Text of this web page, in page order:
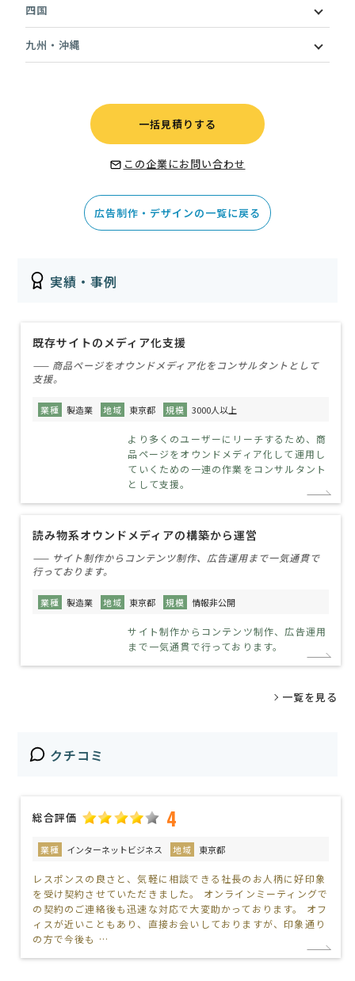
四国
九州・沖縄
一括見積りする
この企業にお問い合わせ
広告制作・デザインの一覧に戻る
実績・事例
既存サイトのメディア化支援
—— 商品ページをオウンドメディア化をコンサルタントとして
支援。
業種 製造業 地域 東京都 規模 3000人以上
より多くのユーザーにリーチするため、商
品ページをオウンドメディア化して運用し
ていくための一連の作業をコンサルタント
として支援。
読み物系オウンドメディアの構築から運営
—— サイト制作からコンテンツ制作、広告運用まで一気通貫で
行っております。
業種 製造業 地域 東京都 規模 情報非公開
サイト制作からコンテンツ制作、広告運用
まで一気通貫で行っております。
一覧を見る
クチコミ
総合評価 4
業種 インターネットビジネス 地域 東京都
レスポンスの良さと、気軽に相談できる社長のお人柄に好印象
を受け契約させていただきました。 オンラインミーティングで
の契約のご連絡後も迅速な対応で大変助かっております。 オフ
ィスが近いこともあり、直接お会いしておりますが、印象通り
の方で今後も …